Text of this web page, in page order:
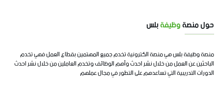
حول منصةوظيفةبلس
منصة وظيفة بلس هي منصة الكترونية تخدم جميع المهتمين بقطاع العمل فهي تخدم
الباحثين عن العمل من خلال نشر احدث وأهم الوظائف وتخدم العاملين من خلال نشر احدث
الدورات التدريبية التي تساعدهم على التطور في مجال عملهم